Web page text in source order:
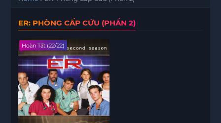
ER: PHÒNG CẤP CỨU (PHẦN 2)
Hoàn Tất (22/22)